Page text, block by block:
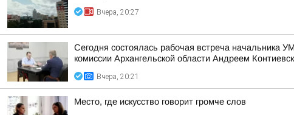
Вчера, 20:27
Сегодня состоялась рабочая встреча начальника
комиссии Архангельской области Андреем
Вчера, 20:21
Место, где искусство говорит громче слов